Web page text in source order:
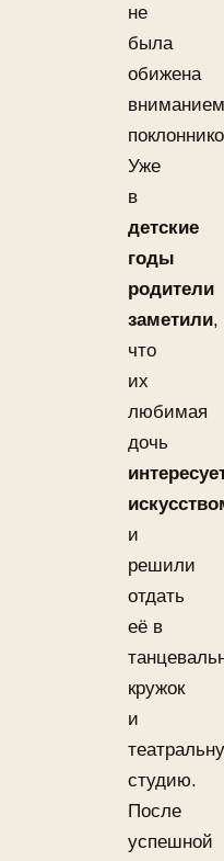
не
была
обижена
вниманием
Уже
в
детские
годы
родители
заметили,
что
их
любимая
дочь
и
решили
отдать
её в
кружок
и
студию.
После
успешной